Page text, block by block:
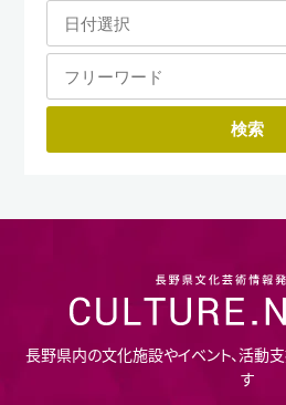
長野県内の文化施設やイベント、活動
す